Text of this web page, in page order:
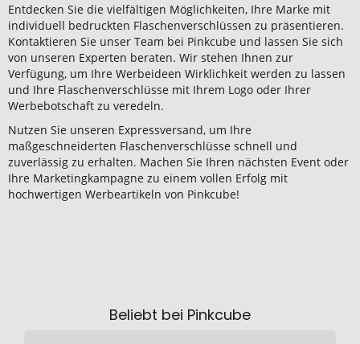
Entdecken Sie die vielfältigen Möglichkeiten, Ihre Marke mit
individuell bedruckten Flaschenverschlüssen zu präsentieren.
Kontaktieren Sie unser Team bei Pinkcube und lassen Sie sich
von unseren Experten beraten. Wir stehen Ihnen zur
Verfügung, um Ihre Werbeideen Wirklichkeit werden zu lassen
und Ihre Flaschenverschlüsse mit Ihrem Logo oder Ihrer
Werbebotschaft zu veredeln.
Nutzen Sie unseren Expressversand, um Ihre
maßgeschneiderten Flaschenverschlüsse schnell und
zuverlässig zu erhalten. Machen Sie Ihren nächsten Event oder
Ihre Marketingkampagne zu einem vollen Erfolg mit
hochwertigen Werbeartikeln von Pinkcube!
Beliebt bei Pinkcube